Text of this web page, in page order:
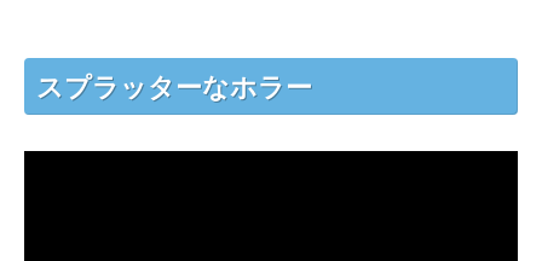
スプラッターなホラー